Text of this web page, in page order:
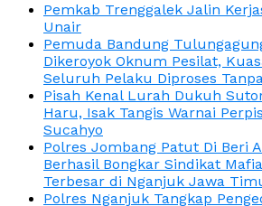
Pemkab Trenggalek Jalin
Unair
Pemuda Bandung
Dikeroyok Oknum Pesilat,
Seluruh Pelaku Diproses
Pisah Kenal Lurah Dukuh
Haru, Isak Tangis Warnai
Sucahyo
Polres Jombang Patut Di Beri
Berhasil Bongkar Sindikat
Terbesar di Nganjuk Jawa
Polres Nganjuk Tangkap